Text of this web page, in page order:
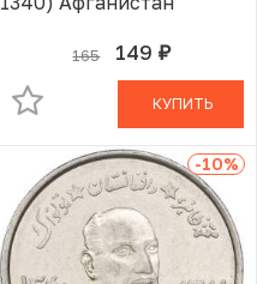
165 149 руб.
В КОРЗИНЕ
КУПИТЬ
-10%